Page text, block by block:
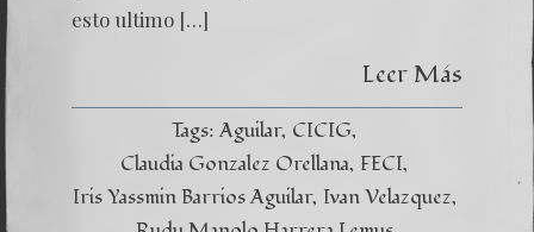
esto ultimo […]
Leer Más
Tags: Aguilar CICIG
Claudia Gonzalez Orellana FECI
Iris Yassmin Barrios Aguilar Ivan Velazquez